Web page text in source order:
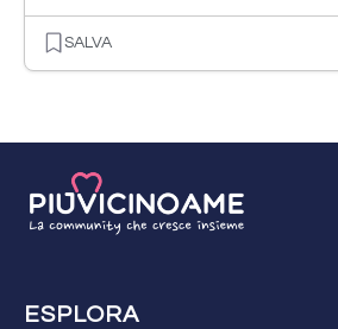
SALVA
ESPLORA